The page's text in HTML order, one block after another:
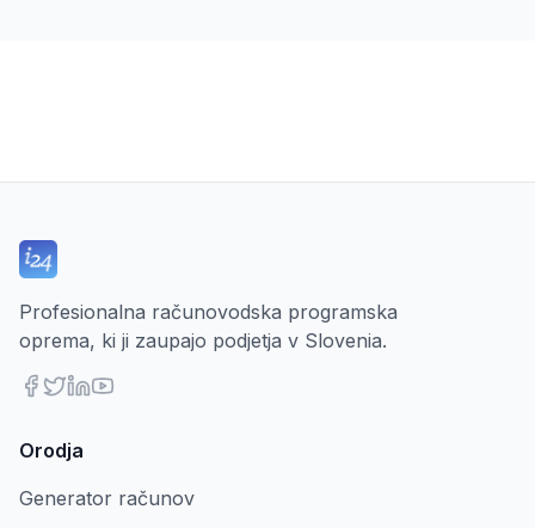
Profesionalna računovodska programska
oprema, ki ji zaupajo podjetja v Slovenia.
Orodja
Generator računov